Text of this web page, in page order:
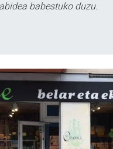
babestuko duzu.